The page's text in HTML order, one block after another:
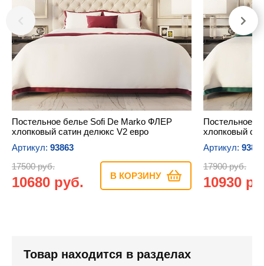
Постельное белье Sofi De Marko ФЛЕР
хлопковый сатин делюкс V2 евро
Артикул: 93863
17500 руб.
10680 руб. В КОРЗИНУ
Постельное
хлопковый
Артикул:
17900 руб.
10930
Товар находится в разделах